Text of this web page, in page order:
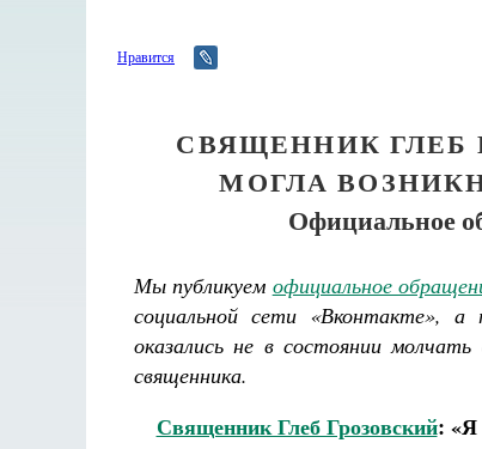
Нравится
СВЯЩЕННИК ГЛЕБ
МОГЛА
Официальное
Мы публикуем официальное
социальной сети «Вконтакте»,
оказались не в состоянии
священника.
Священник Глеб Грозовский: «Я